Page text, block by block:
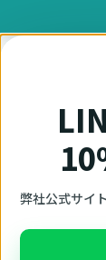
弊社公式サイ
オットキャスト
車種適
車種適合確認
車種
Ottocast（オ